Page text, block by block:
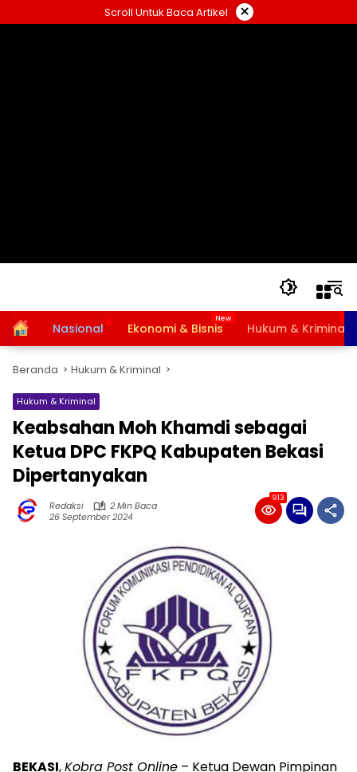
ke
Scroll Untuk Baca Artikel ×
HomeNasional Ekonomi & Bisnis Hukum & Kriminal
Beranda Hukum & Kriminal
Hukum & Kriminal
Keabsahan Moh Khamdi sebagai
Ketua DPC FKPQ Kabupaten Bekasi
Dipertanyakan
Redaksi
2 Min Baca
26 September 2024
913
BEKASI,Kobra Post Online – Ketua Dewan Pimpinan